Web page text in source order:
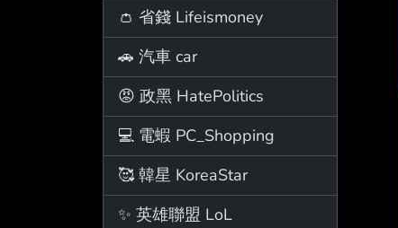
👛 省錢 Lifeismoney
🚗 汽車 car
😡 政黑 HatePolitics
💻 電蝦 PC_Shopping
🥰 韓星 KoreaStar
✨ 英雄聯盟 LoL